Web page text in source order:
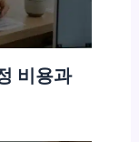
비용과